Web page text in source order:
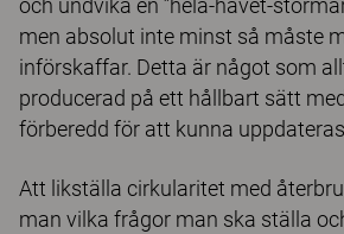
och undvika en ”hela-havet-
men absolut inte minst så måste
införskaffar. Detta är något som
producerad på ett hållbart sätt
förberedd för att kunna
Att likställa cirkularitet med
man vilka frågor man ska ställa